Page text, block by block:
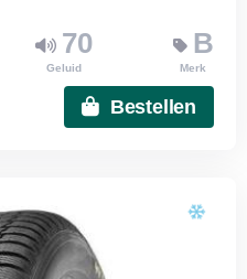
70
Geluid
B
Merk
Bestellen